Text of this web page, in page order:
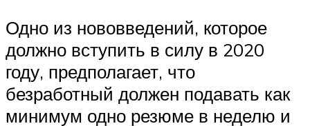
Одно из нововведений, которое
должно вступить в силу в 2020
году, предполагает, что
безработный должен подавать как
минимум одно резюме в неделю и